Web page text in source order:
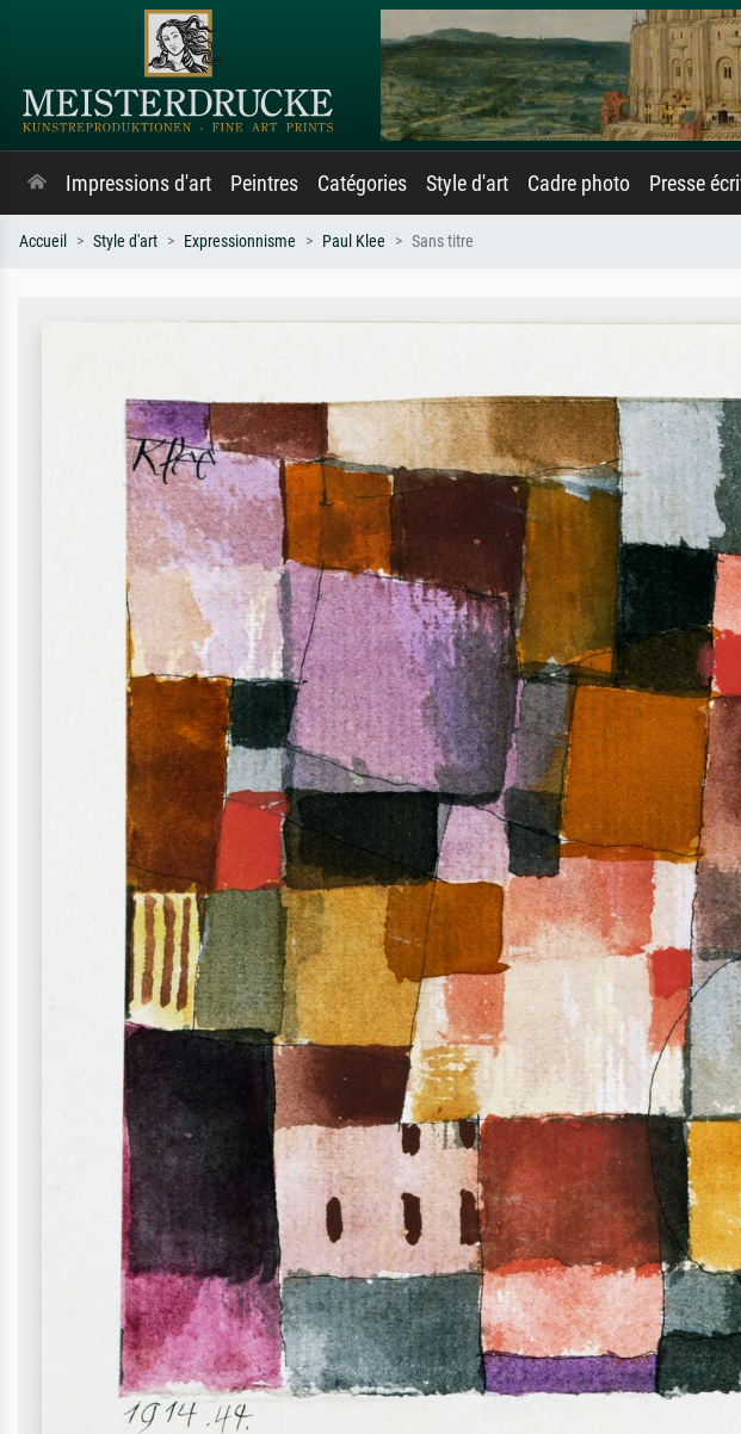
Impressions d'art Peintres Catégories Style d'art Cadre photo Presse
Accueil Style d'art Expressionnisme Paul Klee Sans titre